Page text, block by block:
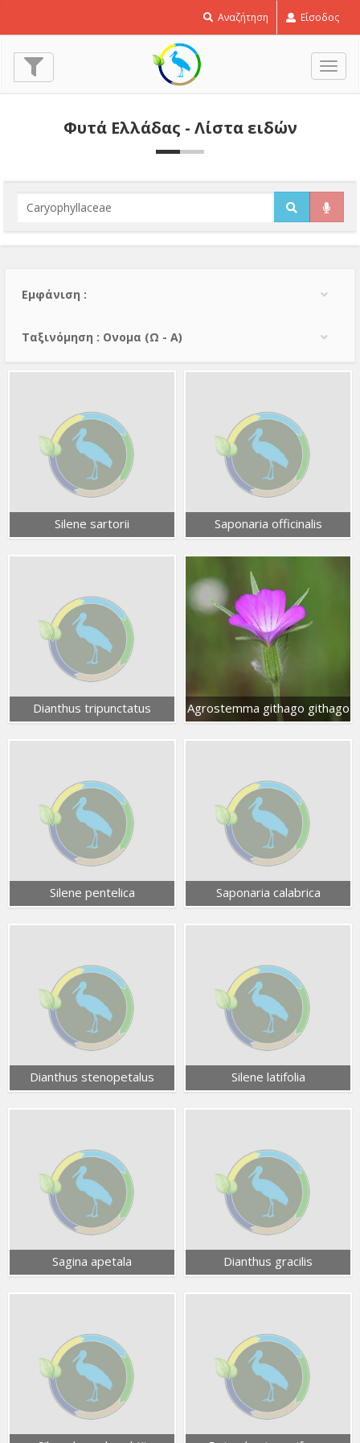
Αναζήτηση Είσοδος
Φυτά Ελλάδας - Λίστα ειδών
Εμφάνιση :
Тαξινόμηση : Ονομα (Ω - Α)
Silene sartorii Saponaria officinalis
Dianthus tripunctatus Agrostemma githago githago
Silene pentelica Saponaria calabrica
Dianthus stenopetalus Silene latifolia
Sagina apetala Dianthus gracilis